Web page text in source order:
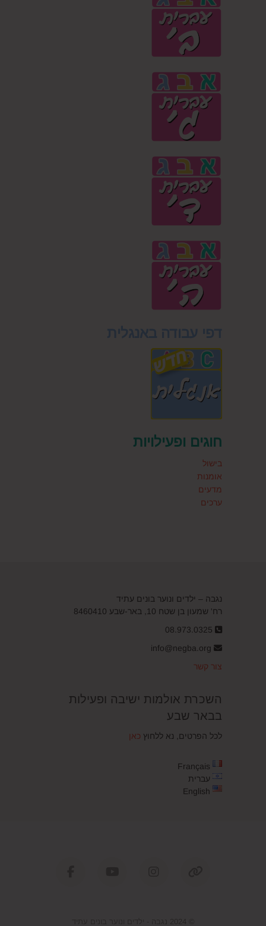
דפי עבודה באנגלית
חוגים ופעילויות
בישול
אומנות
מדעים
ערכים
נגבה – ילדים ונוער בונים עתיד
רח' שמעון בן שטח 10, באר-שבע 8460410
צור קשר
השכרת אולמות ישיבה ופעילות
בבאר שבע
לכל הפרטים, נא ללחוץ כאן
Français
עברית
English